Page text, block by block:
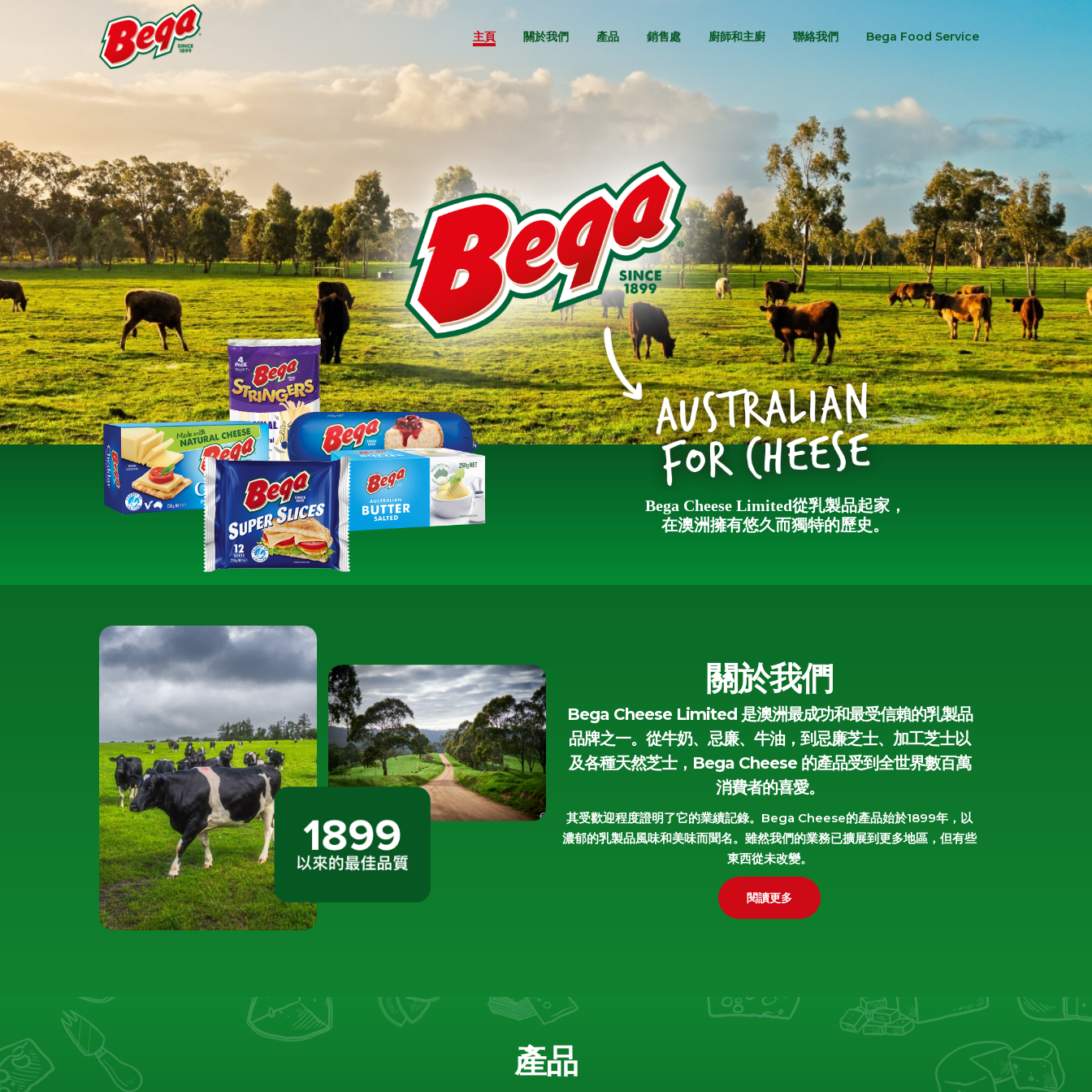
主頁 關於我們 產品 銷售處 廚師和主廚 聯絡我們 Bega Food Service
Bega Cheese Limited從乳製品起家，
在澳洲擁有悠久而獨特的歷史。
關於我們
Bega Cheese Limited 是澳洲最成功和最受信賴的乳製品
品牌之一。從牛奶、忌廉、牛油，到忌廉芝士、加工芝士以
及各種天然芝士，Bega Cheese 的產品受到全世界數百萬
消費者的喜愛。
其受歡迎程度證明了它的業績記錄。Bega Cheese的產品始於1899年，以
濃郁的乳製品風味和美味而聞名。雖然我們的業務已擴展到更多地區，但有些
東西從未改變。
閱讀更多
產品